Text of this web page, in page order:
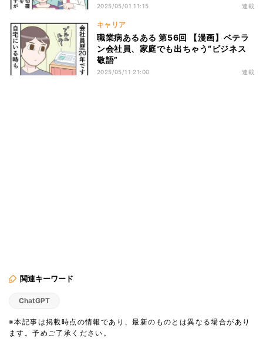
2025/05/01 11:15 連載
キャリア
職業病あるある 第56回 【漫画】ベテラ
ン会社員、家庭でも出ちゃう“ビジネス
敬語”
2025/05/11 21:00 連載
関連キーワード
ChatGPT
※本記事は掲載時点の情報であり、最新のものとは異なる場合があり
ます。予めご了承ください。